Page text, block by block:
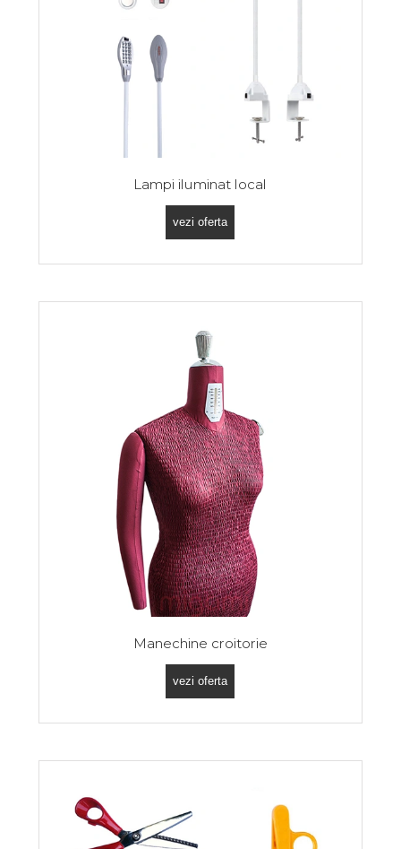
Lampi iluminat local
vezi oferta
Manechine croitorie
vezi oferta